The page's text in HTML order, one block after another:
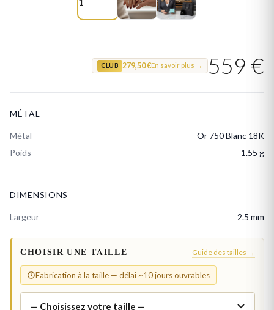
CLUB 279,50 €En savoir plus → 559 €
MÉTAL
Métal
Or 750 Blanc 18K
Poids
1.55 g
DIMENSIONS
Largeur 2.5 mm
CHOISIR UNE TAILLE Guide des tailles →
Fabrication à la taille — délai ~10 jours ouvrables